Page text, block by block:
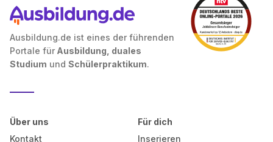
Ausbildung.de ist eines der führenden
Portale für Ausbildung, duales
Studium und Schülerpraktikum.
Über uns
Kontakt
Für dich
Inserieren